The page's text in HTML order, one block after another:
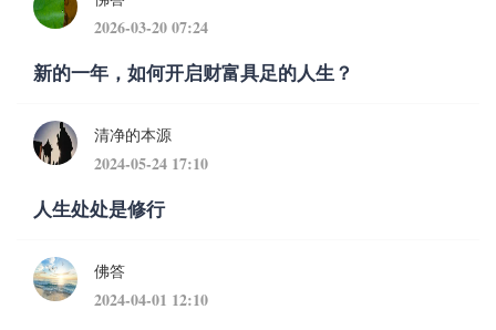
2026-03-20 07:24
新的一年，如何开启财富具足的人生？
清净的本源
2024-05-24 17:10
人生处处是修行
佛答
2024-04-01 12:10